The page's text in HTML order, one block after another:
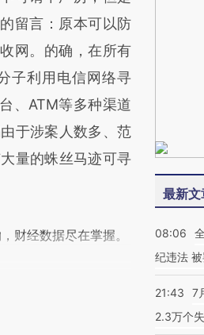
留言：原本可以防
网。的确，在所有
子利用电信网络寻
、ATM等多种渠道
于涉案人数多、范
量的蛛丝马迹可寻
财经数据尽在掌握。
最新文
08:06
纪违法
21:43
7
2.3万个